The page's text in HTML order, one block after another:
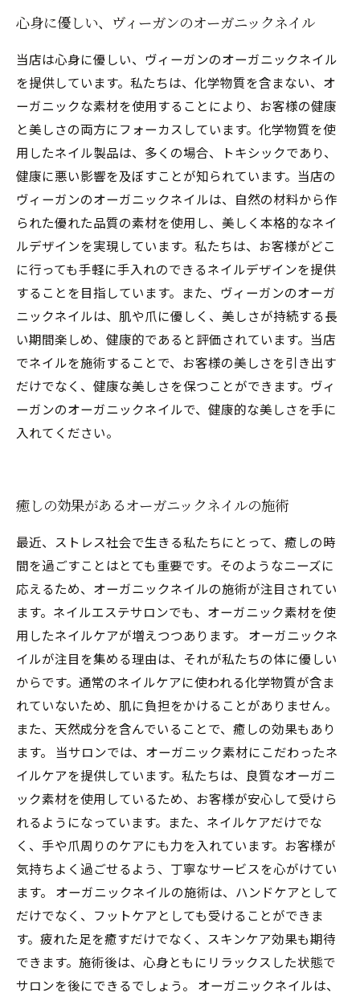
心身に優しい、ヴィーガンのオーガニックネイル
当店は心身に優しい、ヴィーガンのオーガニックネイル
を提供しています。私たちは、化学物質を含まない、オ
ーガニックな素材を使用することにより、お客様の健康
と美しさの両方にフォーカスしています。化学物質を使
用したネイル製品は、多くの場合、トキシックであり、
健康に悪い影響を及ぼすことが知られています。当店の
ヴィーガンのオーガニックネイルは、自然の材料から作
られた優れた品質の素材を使用し、美しく本格的なネイ
ルデザインを実現しています。私たちは、お客様がどこ
に行っても手軽に手入れのできるネイルデザインを提供
することを目指しています。また、ヴィーガンのオーガ
ニックネイルは、肌や爪に優しく、美しさが持続する長
い期間楽しめ、健康的であると評価されています。当店
でネイルを施術することで、お客様の美しさを引き出す
だけでなく、健康な美しさを保つことができます。ヴィ
ーガンのオーガニックネイルで、健康的な美しさを手に
入れてください。
癒しの効果があるオーガニックネイルの施術
最近、ストレス社会で生きる私たちにとって、癒しの時
間を過ごすことはとても重要です。そのようなニーズに
応えるため、オーガニックネイルの施術が注目されてい
ます。ネイルエステサロンでも、オーガニック素材を使
用したネイルケアが増えつつあります。 オーガニックネ
イルが注目を集める理由は、それが私たちの体に優しい
からです。通常のネイルケアに使われる化学物質が含ま
れていないため、肌に負担をかけることがありません。
また、天然成分を含んでいることで、癒しの効果もあり
ます。 当サロンでは、オーガニック素材にこだわったネ
イルケアを提供しています。私たちは、良質なオーガニ
ック素材を使用しているため、お客様が安心して受けら
れるようになっています。また、ネイルケアだけでな
く、手や爪周りのケアにも力を入れています。お客様が
気持ちよく過ごせるよう、丁寧なサービスを心がけてい
ます。 オーガニックネイルの施術は、ハンドケアとして
だけでなく、フットケアとしても受けることができま
す。疲れた足を癒すだけでなく、スキンケア効果も期待
できます。施術後は、心身ともにリラックスした状態で
サロンを後にできるでしょう。 オーガニックネイルは、